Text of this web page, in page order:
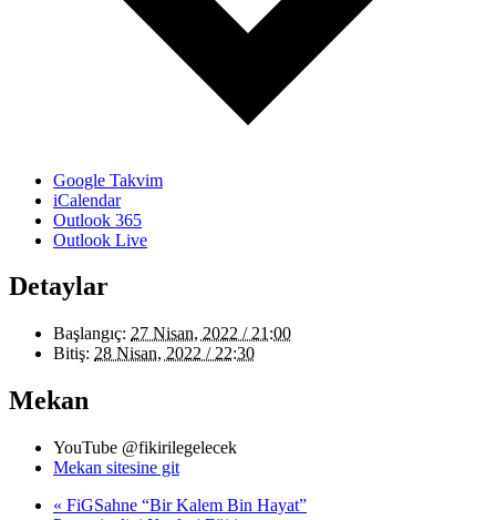
Google Takvim
iCalendar
Outlook 365
Outlook Live
Detaylar
Başlangıç: 27 Nisan, 2022 / 21:00
Bitiş: 28 Nisan, 2022 / 22:30
Mekan
YouTube @fikirilegelecek
Mekan sitesine git
« FiGSahne “Bir Kalem Bin Hayat”